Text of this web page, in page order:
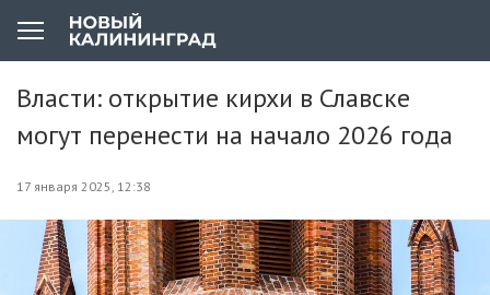
Власти: открытие кирхи в Славске
могут перенести на начало 2026 года
17 января 2025, 12:38